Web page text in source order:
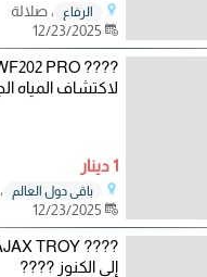
الرفاع
، صلالة
لاكتشاف المياه
1 دينار
باقي دول العالم
إلى الكنوز ????